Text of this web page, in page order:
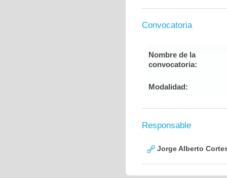
Convocatoria
Nombre de la
convocatoria:
Modalidad:
Responsable
Jorge Alberto